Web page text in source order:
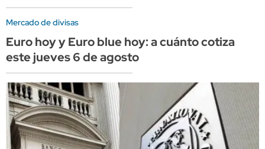
Mercado de divisas
Euro hoy y Euro blue hoy: a cuánto cotiza
este jueves 6 de agosto